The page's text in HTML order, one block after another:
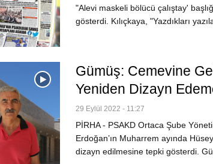
"Alevi maskeli bölücü çalıştay'
gösterdi. Kılıçkaya, "Yazdıkları
Gümüş: Cemevine
Yeniden Dizayn
29 Eylül 2022 - 11:27
PİRHA - PSAKD Ortaca Şube
Erdoğan’ın Muharrem ayında
dizayn edilmesine tepki gösterdi.